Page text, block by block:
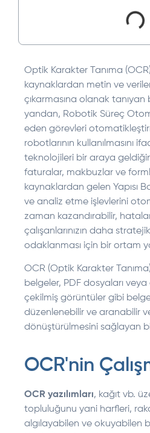
Optik Karakter Tanıma
kaynaklardan metin ve
çıkarmasına olanak
yandan, Robotik Süreç
eden görevleri
robotlarının kullanılmasını
teknolojileri bir araya
faturalar, makbuzlar ve
kaynaklardan gelen Yapısı
ve analiz etme işlevlerini
zaman kazandırabilir,
çalışanlarınızın daha
odaklanması için bir ortam
OCR (Optik Karakter
belgeler, PDF dosyaları
çekilmiş görüntüler gibi
düzenlenebilir ve aranabilir
dönüştürülmesini sağlayan
OCR'nin
OCR yazılımları, kağıt vb.
topluluğunu yani harfleri,
algılayabilen ve okuyabilen